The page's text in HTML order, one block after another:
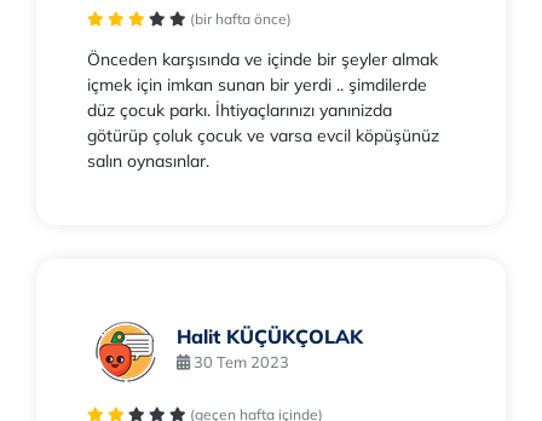
(bir hafta önce)
Önceden karşısında ve içinde bir şeyler almak
içmek için imkan sunan bir yerdi .. şimdilerde
düz çocuk parkı. İhtiyaçlarınızı yanınizda
götürüp çoluk çocuk ve varsa evcil köpüşünüz
salın oynasınlar.
Halit KÜÇÜKÇOLAK
30 Tem 2023
(geçen hafta içinde)